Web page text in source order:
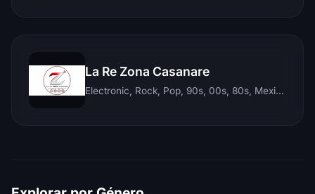
La Re Zona Casanare
Electronic, Rock, Pop, 90s, 00s, 80s, Mexican, Ranchera, Reggaeton, Instrumental, Salsa, Merengue, Tropical, Romantic, Vallenato, Llanera